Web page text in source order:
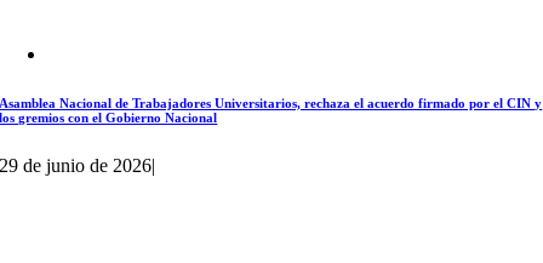
Asamblea Nacional de Trabajadores Universitarios, rechaza el acuerdo firmado por el CIN y
los gremios con el Gobierno Nacional
29 de junio de 2026|